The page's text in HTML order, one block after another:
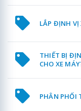
LẮP ĐỊNH VỊ
THIẾT BỊ
CHO XE
PHÂN PHỐI